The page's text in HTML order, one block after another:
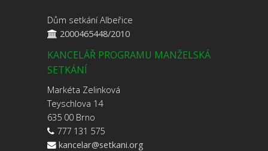
Dům setkání Albeřice
2000465448/2010
KANCELÁŘ PROGRAMU MANŽELSKÁ
SETKÁNÍ
Markéta Zelinková
Teyschlova 14
635 00 Brno
777 131 575
kancelar@setkani.org